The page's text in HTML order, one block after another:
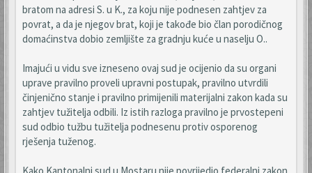
bratom na adresi S. u K., za koju nije podnesen zahtjev za
povrat, a da je njegov brat, koji je takođe bio član porodičnog
domaćinstva dobio zemljište za gradnju kuće u naselju O..
Imajući u vidu sve izneseno ovaj sud je ocijenio da su organi
uprave pravilno proveli upravni postupak, pravilno utvrdili
činjenično stanje i pravilno primijenili materijalni zakon kada su
zahtjev tužitelja odbili. Iz istih razloga pravilno je prvostepeni
sud odbio tužbu tužitelja podnesenu protiv osporenog
rješenja tuženog.